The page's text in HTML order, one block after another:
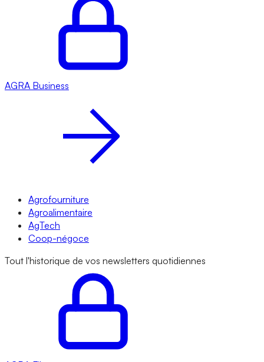
AGRA Business
Agrofourniture
Agroalimentaire
AgTech
Coop-négoce
Tout l'historique de vos newsletters quotidiennes